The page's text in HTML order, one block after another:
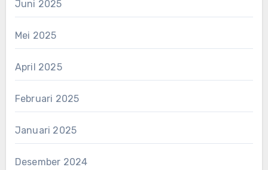
Juni 2025
Mei 2025
April 2025
Februari 2025
Januari 2025
Desember 2024